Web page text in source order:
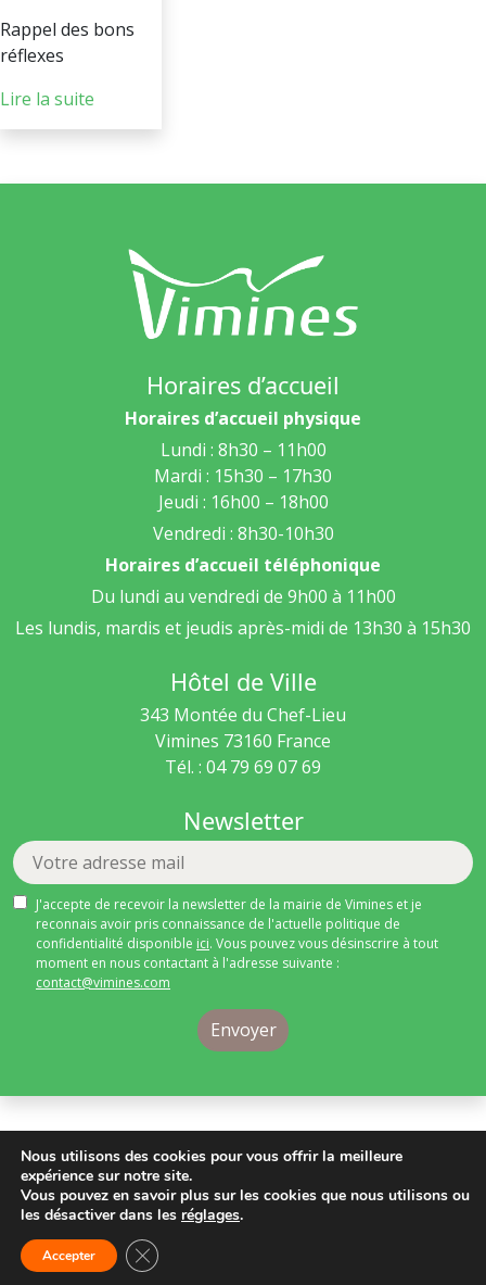
Rappel des bons
réflexes
Lire la suite
Horaires d’accueil
Horaires d’accueil physique
Lundi : 8h30 – 11h00
Mardi : 15h30 – 17h30
Jeudi : 16h00 – 18h00
Vendredi : 8h30-10h30
Horaires d’accueil téléphonique
Du lundi au vendredi de 9h00 à 11h00
Les lundis, mardis et jeudis après-midi de 13h30 à 15h30
Hôtel de Ville
343 Montée du Chef-Lieu
Vimines 73160 France
Tél. : 04 79 69 07 69
Newsletter
J'accepte de recevoir la newsletter de la mairie de Vimines et je
reconnais avoir pris connaissance de l'actuelle politique de
confidentialité disponible ici. Vous pouvez vous désinscrire à tout
moment en nous contactant à l'adresse suivante :
contact@vimines.com
Nous utilisons des cookies pour vous offrir la meilleure
expérience sur notre site.
Vous pouvez en savoir plus sur les cookies que nous utilisons ou
les désactiver dans les réglages.
Accepter Fermer la bannière des cookies GDPR
Mentions légales
Conditions générales d’utilisations
Charte de protection des données à caractère
personnel et politique de confidentialité
Site WordPress par Nouvel Oeil